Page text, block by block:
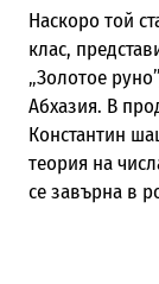
Наскоро той
клас,
„Золотое
Абхазия. В
Константин
теория на
се завърна в